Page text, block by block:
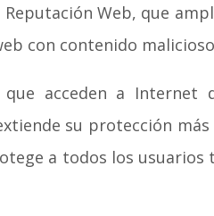
Web, que
con contenido
acceden a Internet
su protección
a todos los usuarios